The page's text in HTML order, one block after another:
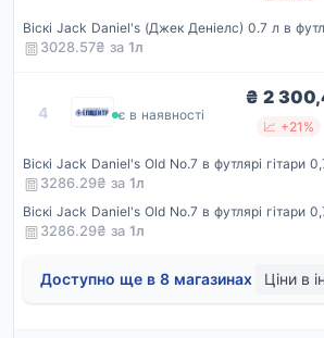
3028.57₴ за 1л
4 Епіцентр
є в наявності
₴ 2
📈 +21%
Віскі Jack Daniel's Old No.7 в футлярі гітари
3286.29₴ за 1л
Віскі Jack Daniel's Old No.7 в футлярі гітари
3286.29₴ за 1л
Доступно ще в 8 магазинах Ціни в